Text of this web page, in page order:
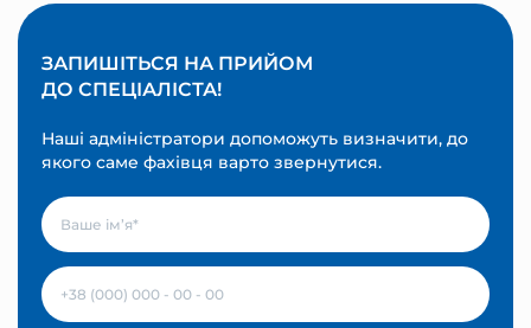
ЗАПИШІТЬСЯ НА ПРИЙОМ
ДО СПЕЦІАЛІСТА!
Наші адміністратори допоможуть визначити, до
якого саме фахівця варто звернутися.